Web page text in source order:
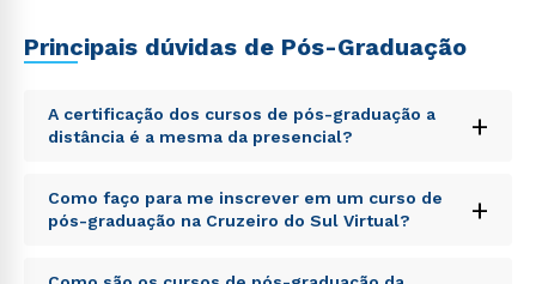
Principais dúvidas de Pós-Graduação
A certificação dos cursos de pós-graduação a
distância é a mesma da presencial?
+
Sed ut perspiciatis unde omnis iste natus error sit
voluptatem accusantium doloremque laudantium,
totam rem aperiam, eaque ipsa quae ab illo inventore
Como faço para me inscrever em um curso de
pós-graduação na Cruzeiro do Sul Virtual?
+
Sed ut perspiciatis unde omnis iste natus error sit